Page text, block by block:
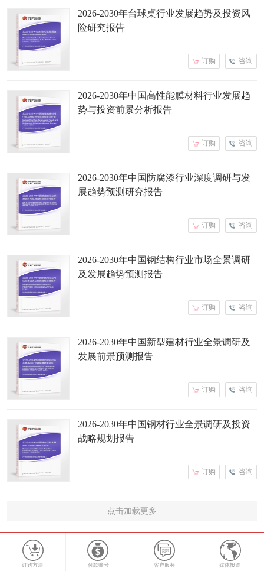
2026-2030年台球桌行业发展趋势及投资风
险研究报告
咨询
订购
2026-2030年中国高性能膜材料行业发展趋
势与投资前景分析报告
咨询
订购
2026-2030年中国防腐漆行业深度调研与发
展趋势预测研究报告
咨询
订购
2026-2030年中国钢结构行业市场全景调研
及发展趋势预测报告
咨询
订购
2026-2030年中国新型建材行业全景调研及
发展前景预测报告
咨询
订购
2026-2030年中国钢材行业全景调研及投资
战略规划报告
咨询
订购
点击加载更多
订购方法 付款账号 客户服务 媒体报道